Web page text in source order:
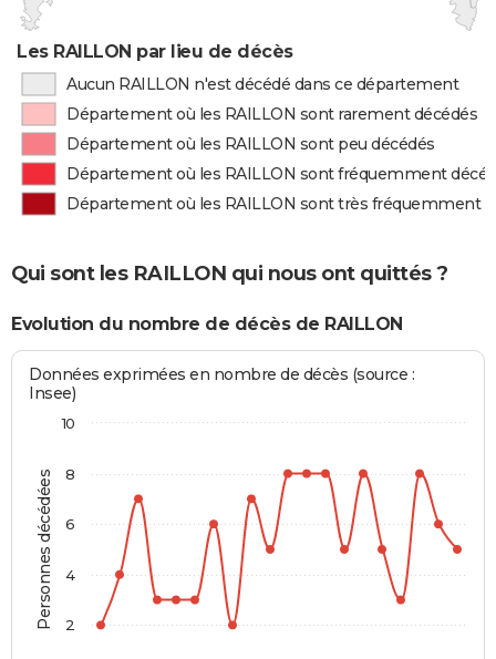
Les RAILLON par lieu de décès
Aucun RAILLON n'est décédé dans ce département
Département où les RAILLON sont rarement décédés
Département où les RAILLON sont peu décédés
Département où les RAILLON sont fréquemment
Département où les RAILLON sont très fréquemment
Qui sont les RAILLON qui nous ont quittés ?
Evolution du nombre de décès de RAILLON
Personnes décédées
Données exprimées en nombre de décès (source :
Insee)
2
4
6
8
10